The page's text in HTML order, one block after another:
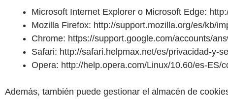
Microsoft Internet Explorer o Microsoft Edge:
Mozilla Firefox: http://support.mozilla.org/es/kb/
Chrome: https://support.google.com/accounts/
Safari: http://safari.helpmax.net/es/privacidad-y-
Opera: http://help.opera.com/Linux/10.60/es-ES/
Además, también puede gestionar el almacén de